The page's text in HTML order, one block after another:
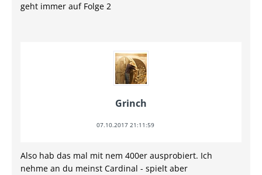
geht immer auf Folge 2
Grinch
07.10.2017 21:11:59
Also hab das mal mit nem 400er ausprobiert. Ich
nehme an du meinst Cardinal - spielt aber